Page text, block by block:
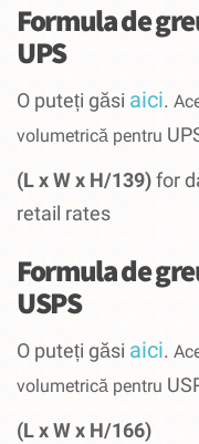
Formula de
UPS
O puteți găsi aici.
volumetrică pentru
(L x W x H/139)for
retail rates
Formula de
USPS
O puteți găsi aici.
volumetrică pentru
(L x W x H/166)